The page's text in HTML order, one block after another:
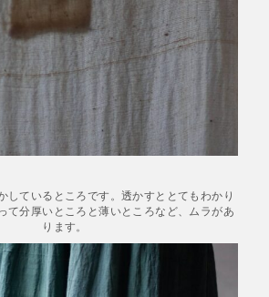
しているところです。透かすととてもわかり
て分厚いところと薄いところなど、ムラがあ
ります。